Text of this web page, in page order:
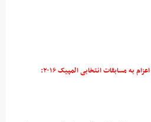
به مسابقات انتخابی المپیک ۲۰۱۶: